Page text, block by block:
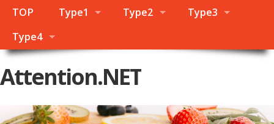
TOP Type1 Type2
Type3
Type4
Attention.NET